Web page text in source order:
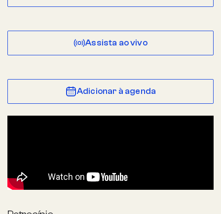
Assista ao vivo
Adicionar à agenda